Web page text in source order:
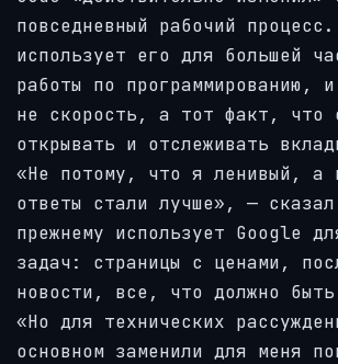
повседневный рабочий
использует его для большей
работы по программированию,
не скорость, а тот факт, что
открывать и отслеживать
«Не потому, что я ленивый, а
ответы стали лучше», —
прежнему использует Google
задач: страницы с ценами,
новости, все, что должно быть
«Но для технических
основном заменили для меня